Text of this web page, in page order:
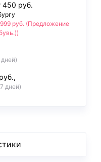
450 руб.
руб. (Предложение
дней)